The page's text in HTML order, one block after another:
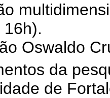
Oswaldo
da
de